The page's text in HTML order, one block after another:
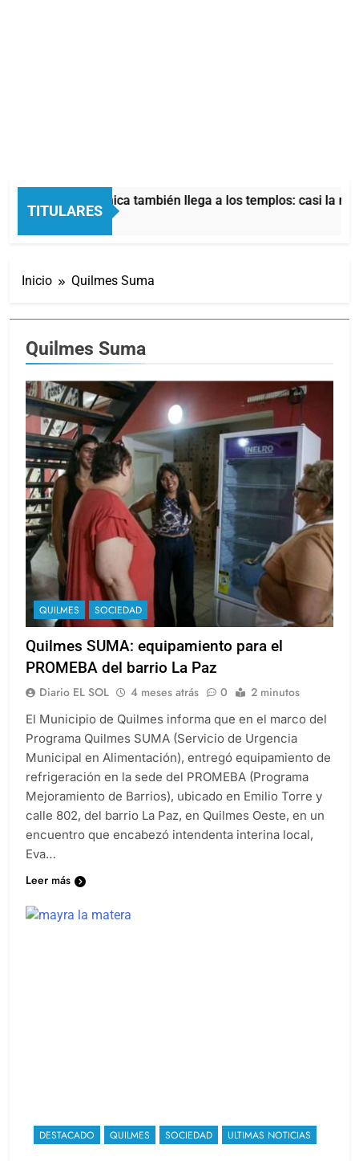
TITULARES
crisis económica también llega a los templos: casi la mitad
Atrás
Inicio Quilmes Suma
Quilmes Suma
QUILMES SOCIEDAD
Quilmes SUMA: equipamiento para el
PROMEBA del barrio La Paz
Diario EL SOL 4 meses atrás 0 2 minutos
El Municipio de Quilmes informa que en el marco del
Programa Quilmes SUMA (Servicio de Urgencia
Municipal en Alimentación), entregó equipamiento de
refrigeración en la sede del PROMEBA (Programa
Mejoramiento de Barrios), ubicado en Emilio Torre y
calle 802, del barrio La Paz, en Quilmes Oeste, en un
encuentro que encabezó intendenta interina local,
Eva…
Leer más
DESTACADO QUILMES SOCIEDAD ULTIMAS NOTICIAS